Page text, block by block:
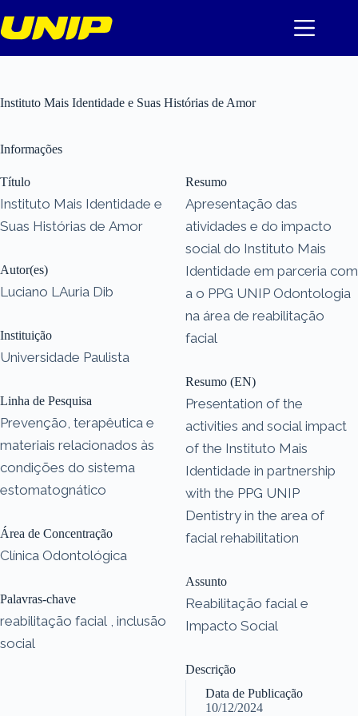
para
o
Instituto Mais Identidade e Suas Histórias de Amor
Informações
Título
Instituto Mais Identidade e
Suas Histórias de Amor
Autor(es)
Luciano LAuria Dib
Instituição
Universidade Paulista
Linha de Pesquisa
Prevenção, terapêutica e
materiais relacionados às
condições do sistema
estomatognático
Área de Concentração
Clínica Odontológica
Palavras-chave
reabilitação facial , inclusão
social
Resumo
Apresentação das
atividades e do impacto
social do Instituto Mais
Identidade em parceria com
a o PPG UNIP Odontologia
na área de reabilitação
facial
Resumo (EN)
Presentation of the
activities and social impact
of the Instituto Mais
Identidade in partnership
with the PPG UNIP
Dentistry in the area of ​​
facial rehabilitation
Assunto
Reabilitação facial e
Impacto Social
Descrição
Data de Publicação
10/12/2024